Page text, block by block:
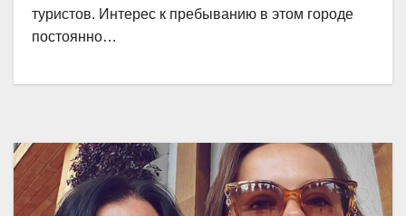
туристов. Интерес к пребыванию в этом городе
постоянно…